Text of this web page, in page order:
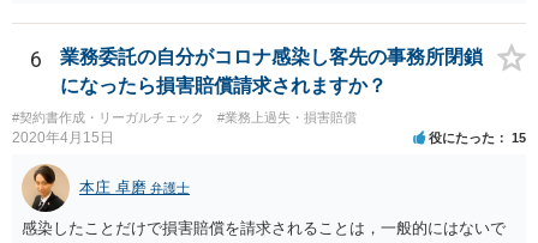
万が一、慰謝料請求が認められるにしても金額としては微々たるもの
かと思いますが、依頼する弁護士に詳細を説明したうえで指示を仰い
だ方がいいかと思います。
6
業務委託の自分がコロナ感染し客先の事務所閉鎖
になったら損害賠償請求されますか？
#契約書作成・リーガルチェック #業務上過失・損害賠償
2020年4月15日 役にたった 15
本庄 卓磨 弁護士
感染したことだけで損害賠償を請求されることは，一般的にはないで